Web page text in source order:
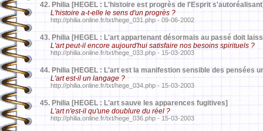
42. Philia [HEGEL : L'histoire est progrès de l'Esprit
L'histoire a-t-elle le sens d'un progrès ?
http://philia.online.fr/txt/hege_031.php - 09-06-2002
43. Philia [HEGEL : L'art appartenant désormais au passé doit
L'art peut-il encore aujourd'hui satisfaire nos besoins spirituels ?
http://philia.online.fr/txt/hege_033.php - 15-03-2003
44. Philia [HEGEL : L'art est la manifestion sensible des pensées
L'art est-il un langage ?
http://philia.online.fr/txt/hege_034.php - 15-03-2003
45. Philia [HEGEL : L'art sauve les apparences fugitives]
L'art n'est-il qu'une doublure du réel ?
http://philia.online.fr/txt/hege_036.php - 15-03-2003